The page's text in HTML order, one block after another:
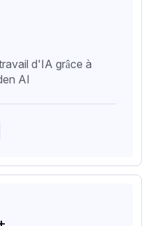
d'IA grâce à
AI